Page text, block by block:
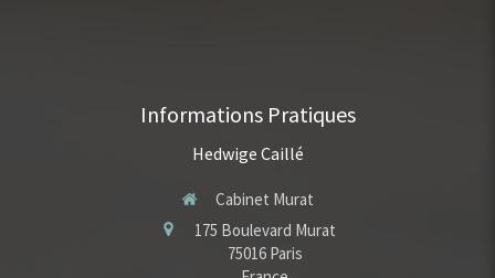
Informations Pratiques
Hedwige Caillé
Cabinet Murat
175 Boulevard Murat
75016 Paris